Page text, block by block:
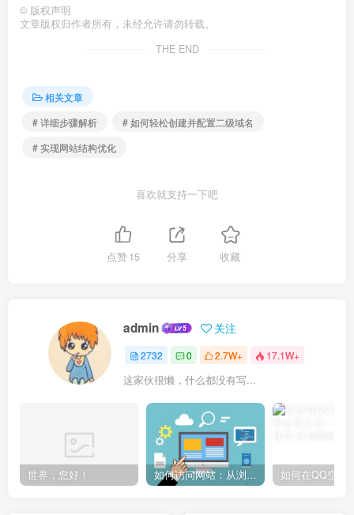
© 版权声明
文章版权归作者所有，未经允许请勿转载。
THE END
相关文章
# 详细步骤解析
# 如何轻松创建并配置二级域名
# 实现网站结构优化
喜欢就支持一下吧
点赞15 分享 收藏
admin 关注
2732 0 2.7W+ 17.1W+
这家伙很懒，什么都没有写...
世界，您好！ 如何访问网站：从浏览器输入到页面加载的完整步骤详解